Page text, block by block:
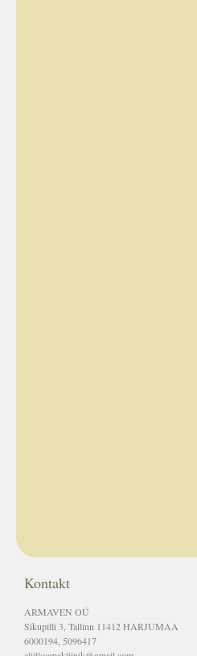
Kontakt
ARMAVEN OÜ
Sikupilli 3, Tallinn 11412 HARJUMAA
6000194, 5096417